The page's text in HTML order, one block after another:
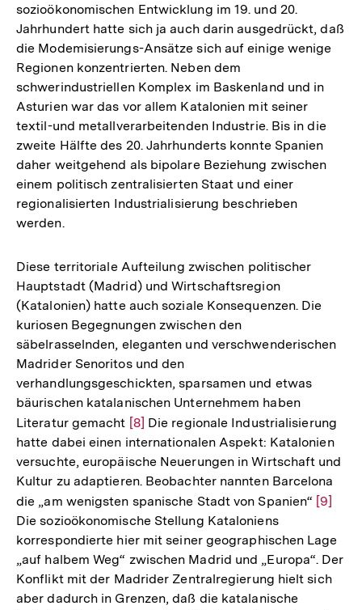
sozioökonomischen Entwicklung im 19. und 20.
Jahrhundert hatte sich ja auch darin ausgedrückt, daß
die Modemisierungs-Ansätze sich auf einige wenige
Regionen konzentrierten. Neben dem
schwerindustriellen Komplex im Baskenland und in
Asturien war das vor allem Katalonien mit seiner
textil-und metallverarbeitenden Industrie. Bis in die
zweite Hälfte des 20. Jahrhunderts konnte Spanien
daher weitgehend als bipolare Beziehung zwischen
einem politisch zentralisierten Staat und einer
regionalisierten Industrialisierung beschrieben
werden.
Diese territoriale Aufteilung zwischen politischer
Hauptstadt (Madrid) und Wirtschaftsregion
(Katalonien) hatte auch soziale Konsequenzen. Die
kuriosen Begegnungen zwischen den
säbelrasselnden, eleganten und verschwenderischen
Madrider Senoritos und den
verhandlungsgeschickten, sparsamen und etwas
bäurischen katalanischen Unternehmem haben
Literatur gemacht Zur
Auflösung
der
Fußnote
[8] Die regionale Industrialisierung
hatte dabei einen internationalen Aspekt: Katalonien
versuchte, europäische Neuerungen in Wirtschaft und
Kultur zu adaptieren. Beobachter nannten Barcelona
die „am wenigsten spanische Stadt von Spanien“ Zur
der
[9]
Die sozioökonomische Stellung Kataloniens
korrespondierte hier mit seiner geographischen Lage
„auf halbem Weg“ zwischen Madrid und „Europa“. Der
Konflikt mit der Madrider Zentralregierung hielt sich
aber dadurch in Grenzen, daß die katalanische